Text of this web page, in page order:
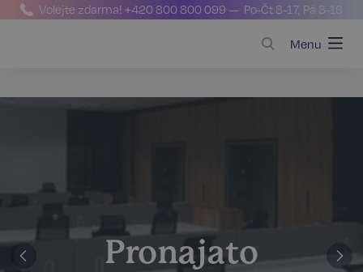
Volejte zdarma!+420 800 800 099 — Po-Čt 8-17, Pá 8-16
Menu
Pronajato